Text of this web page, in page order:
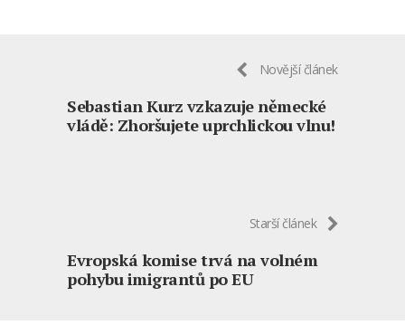
Novější článek
Sebastian Kurz vzkazuje německé
vládě: Zhoršujete uprchlickou vlnu!
Starší článek
Evropská komise trvá na volném
pohybu imigrantů po EU